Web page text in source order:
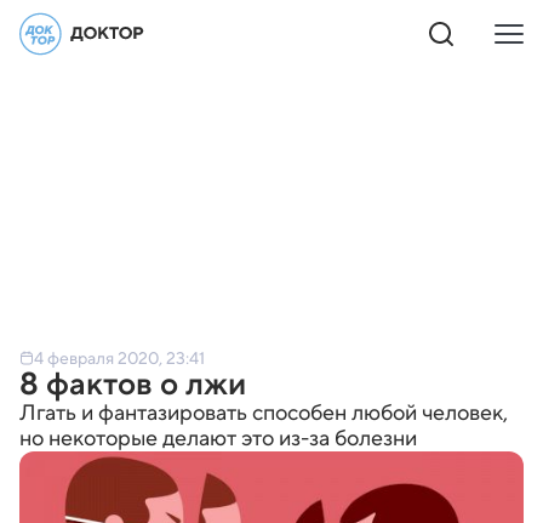
4 февраля 2020, 23:41
8 фактов о лжи
Лгать и фантазировать способен любой человек,
но некоторые делают это из-за болезни